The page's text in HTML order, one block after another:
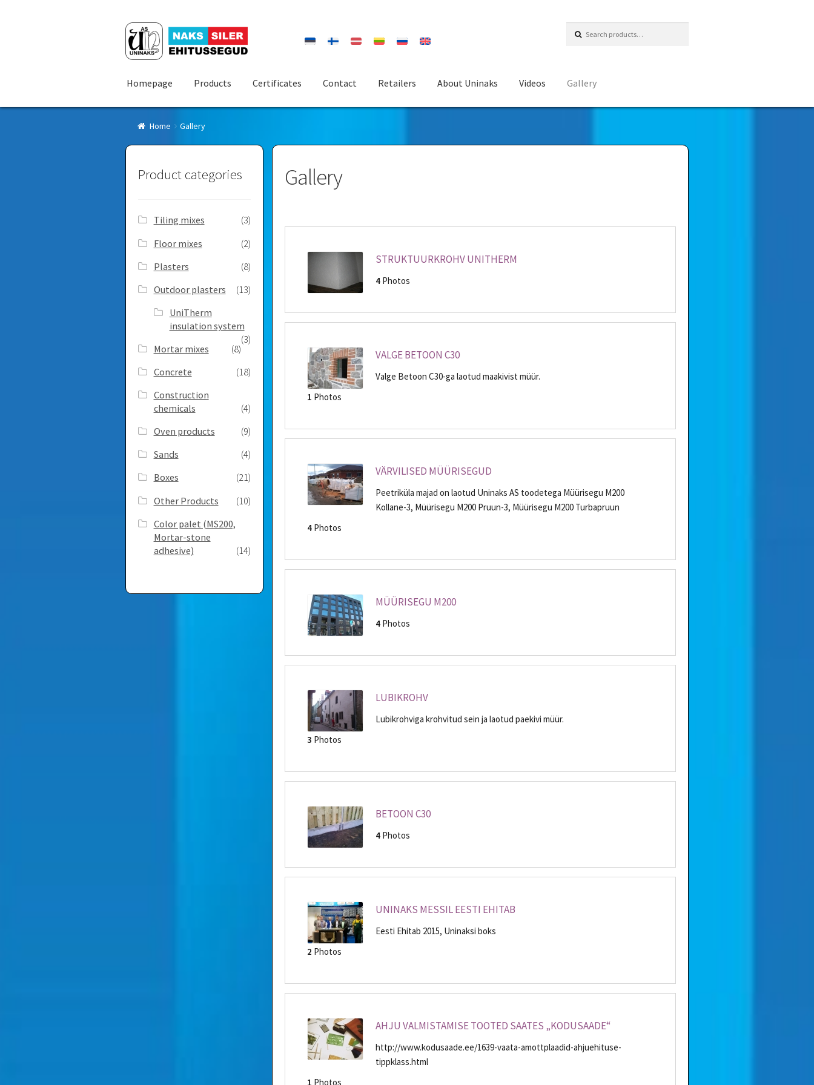
Skip
to
navigation
Skip
to
content
for:
Homepage Products Certificates Contact Retailers About Uninaks Videos Gallery
Home Gallery
Gallery
STRUKTUURKROHV UNITHERM
4 Photos
VALGE BETOON C30
Valge Betoon C30-ga laotud maakivist müür.
1 Photos
VÄRVILISED MÜÜRISEGUD
Peetriküla majad on laotud Uninaks AS toodetega Müürisegu M200
Kollane-3, Müürisegu M200 Pruun-3, Müürisegu M200 Turbapruun
4 Photos
MÜÜRISEGU M200
4 Photos
LUBIKROHV
Lubikrohviga krohvitud sein ja laotud paekivi müür.
3 Photos
BETOON C30
4 Photos
UNINAKS MESSIL EESTI EHITAB
Eesti Ehitab 2015, Uninaksi boks
2 Photos
AHJU VALMISTAMISE TOOTED SAATES „KODUSAADE“
http://www.kodusaade.ee/1639-vaata-amottplaadid-ahjuehituse-
tippklass.html
1 Photos
Product categories
Tiling mixes
(3)
Floor mixes
(2)
Plasters
(8)
Outdoor plasters
(13)
UniTherm
insulation system
(3)
Mortar mixes
(8)
Concrete
(18)
Construction
chemicals
(4)
Oven products
(9)
Sands
(4)
Boxes
(21)
Other Products
(10)
Color palet (MS200,
Mortar-stone
adhesive)
(14)